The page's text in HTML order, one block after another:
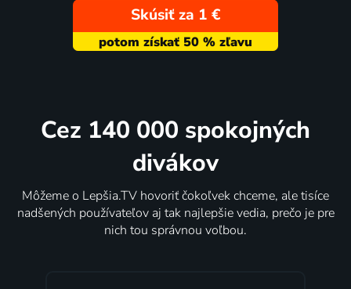
Skúsiť za 1 €
Cez 140 000 spokojných
divákov
Môžeme o Lepšia.TV hovoriť čokoľvek chceme, ale tisíce
nadšených používateľov aj tak najlepšie vedia, prečo je pre
nich tou správnou voľbou.